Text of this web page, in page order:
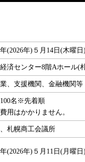
(2026年)５月14日(木曜
済センター8階Aホール(
、支援機関、金融機関等
名※先着順
用はかかりません。
札幌商工会議所
(2026年)５月11日(月曜日